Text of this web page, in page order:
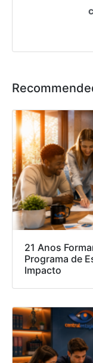
21 Anos
Programa de
Impacto